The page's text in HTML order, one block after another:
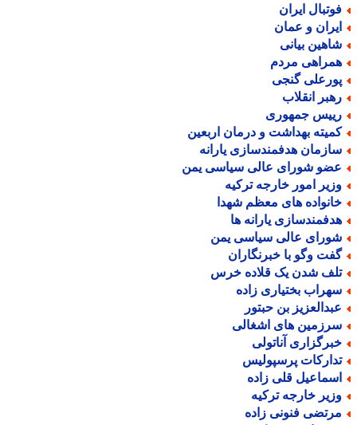
ایران
و عمان
بیانی
مردم
گنجی
انقلاب
جمهوری
بهداشت و درمان اربعین
هدفمندسازی یارانه
شورای عالی سیاسی یمن
امور خارجه ترکیه
های معظم شهدا
یارانه ها
عالی سیاسی یمن
وگو با خبرنگاران
شدن یک قلاده خرس
بختیاری زاده
بن حبتور
های اشغالی
آناتولی
پرسپولیس
قلی زاده
خارجه ترکیه
فنونی زاده